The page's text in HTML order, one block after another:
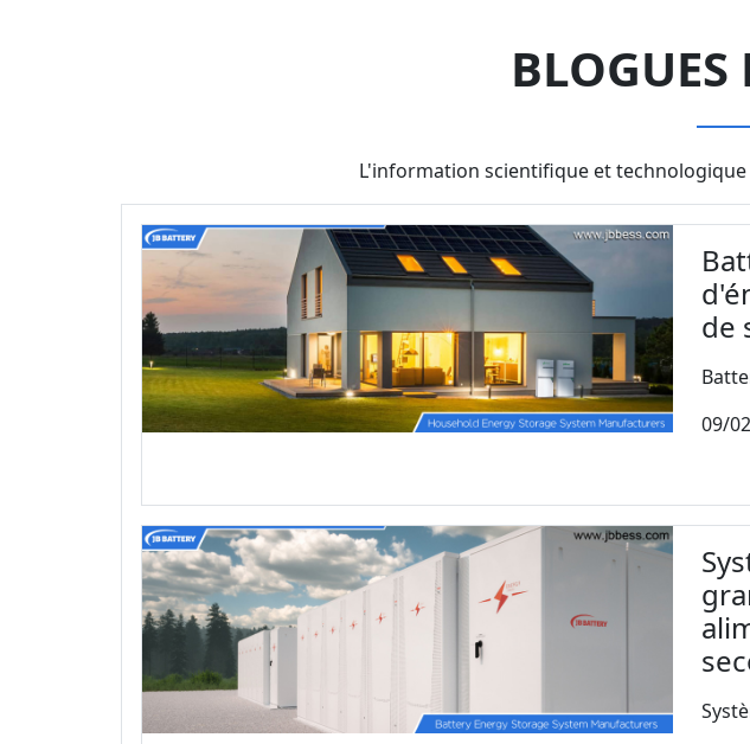
BLOGUES
L'information scientifique et
de
09/